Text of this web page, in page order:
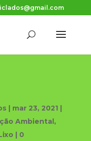
| mar 23, 2021|
Ambiental,
| 0